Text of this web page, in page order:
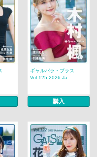
ギャルパラ・プラス
Vol.125 2026 Ja...
購入